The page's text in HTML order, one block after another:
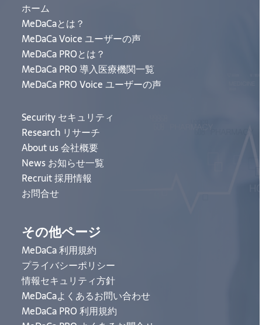
ホーム
MeDaCaとは？
MeDaCa Voice ユーザーの声
MeDaCa PROとは？
MeDaCa PRO 導入医療機関一覧
MeDaCa PRO Voice ユーザーの声
Security セキュリティ
Research リサーチ
About us 会社概要
News お知らせ一覧
Recruit 採用情報
お問合せ
その他ページ
MeDaCa 利用規約
プライバシーポリシー
情報セキュリティ方針
MeDaCaよくあるお問い合わせ
MeDaCa PRO 利用規約